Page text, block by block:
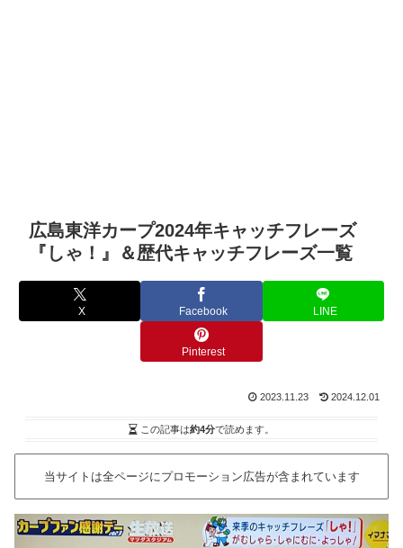
広島東洋カープ2024年キャッチフレーズ
『しゃ！』＆歴代キャッチフレーズ一覧
X Facebook LINE
Pinterest
2023.11.23 2024.12.01
この記事は約4分で読めます。
当サイトは全ページにプロモーション広告が含まれています